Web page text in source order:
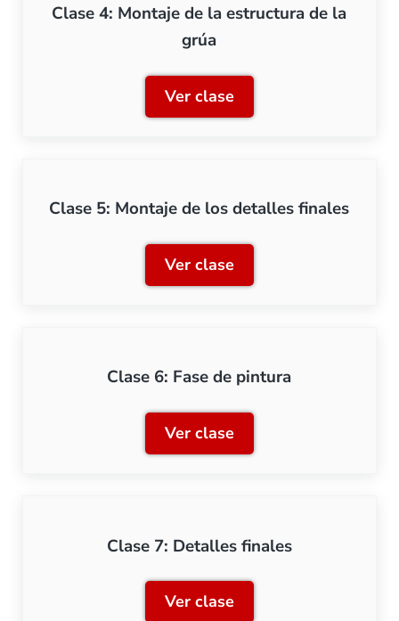
Clase 4: Montaje de la estructura de la
grúa
Ver claseClase 4: Montaje de la
Clase 5: Montaje de los detalles finales
Ver claseClase 5: Montaje de los
Clase 6: Fase de pintura
Ver claseClase 6: Fase de pintura
Clase 7: Detalles finales
Ver claseClase 7: Detalles finales